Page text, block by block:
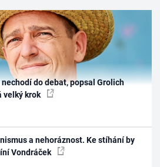
do debat, popsal Grolich
velký krok
a nehoráznost. Ke stíhání by
Vondráček